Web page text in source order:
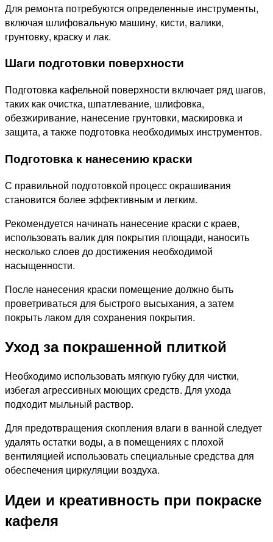
Для ремонта потребуются определенные инструменты,
включая шлифовальную машину, кисти, валики,
грунтовку, краску и лак.
Шаги подготовки поверхности
Подготовка кафельной поверхности включает ряд шагов,
таких как очистка, шпатлевание, шлифовка,
обезжиривание, нанесение грунтовки, маскировка и
защита, а также подготовка необходимых инструментов.
Подготовка к нанесению краски
С правильной подготовкой процесс окрашивания
становится более эффективным и легким.
Рекомендуется начинать нанесение краски с краев,
использовать валик для покрытия площади, наносить
несколько слоев до достижения необходимой
насыщенности.
После нанесения краски помещение должно быть
проветриваться для быстрого высыхания, а затем
покрыть лаком для сохранения покрытия.
Уход за покрашенной плиткой
Необходимо использовать мягкую губку для чистки,
избегая агрессивных моющих средств. Для ухода
подходит мыльный раствор.
Для предотвращения скопления влаги в ванной следует
удалять остатки воды, а в помещениях с плохой
вентиляцией использовать специальные средства для
обеспечения циркуляции воздуха.
Идеи и креативность при покраске
кафеля